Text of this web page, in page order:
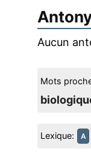
Aucun
Mots
Lexique: A